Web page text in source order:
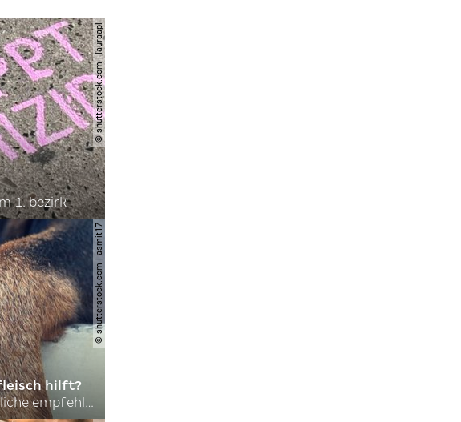
© shutterstock.com | lauraapl
1. bezirk
© shutterstock.com | asmit17
hilft?
nordkoreas sommerliche empfehlungen